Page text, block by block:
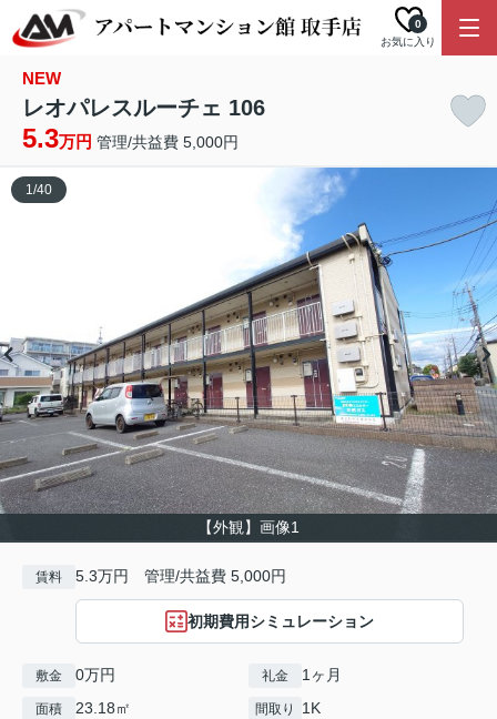
お気に入り
0
NEW
レオパレスルーチェ 106
5.3万円 管理/共益費 5,000円
【外観】画像1
1/40
賃料 5.3万円 管理/共益費 5,000円
初期費用シミュレーション
敷金 0万円 礼金 1ヶ月
面積 23.18㎡ 間取り 1K